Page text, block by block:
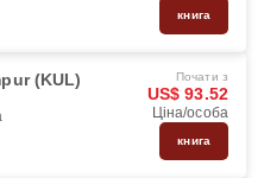
книга
(KUL) Почати з
US$ 93.52
Ціна/особа
книга